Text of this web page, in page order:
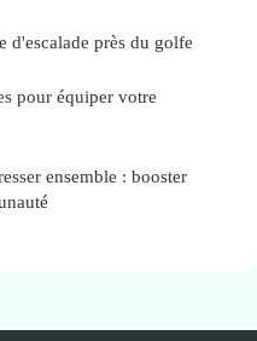
d'escalade près du golfe
pour équiper votre
ensemble : booster